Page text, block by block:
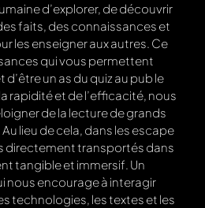
d’explorer, de découvrir
faits, des connaissances et
les enseigner aux autres. Ce
qui vous permettent
d’être un as du quiz au pub le
rapidité et de l’efficacité, nous
de la lecture de grands
lieu de cela, dans les escape
directement transportés dans
tangible et immersif. Un
nous encourage à interagir
technologies, les textes et les